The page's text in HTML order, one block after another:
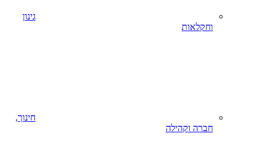
גינון
וחקלאות
חינוך,
חברה וקהילה